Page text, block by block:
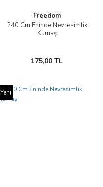
Freedom
240 Cm Eninde Nevresimlik
Kumaş
175,00 TL
Yeni